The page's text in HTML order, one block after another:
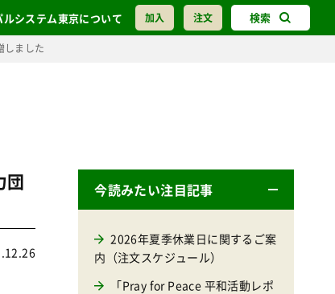
加入 注文 検索
ルシステム東京について
しました
団
今読みたい注目記事
2026年夏季休業日に関するご案
内（注文スケジュール）
「Pray for Peace 平和活動レポ